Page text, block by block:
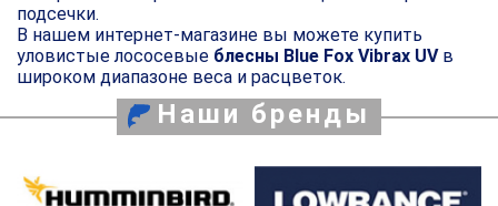
подсечки.
В нашем интернет-магазине вы можете купить
уловистые лососевые блесны Blue Fox Vibrax UVв
широком диапазоне веса и расцветок.
Наши бренды